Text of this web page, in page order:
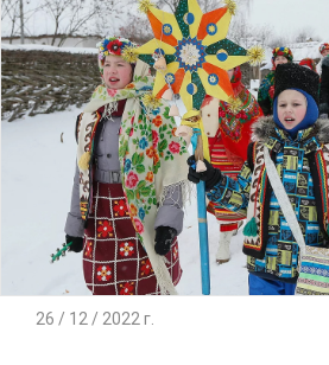
26 / 12 / 2022 г.